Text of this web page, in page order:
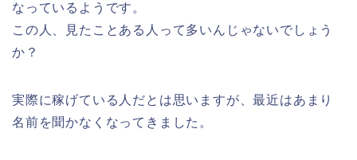
なっているようです。
この人、見たことある人って多いんじゃないでしょう
か？
実際に稼げている人だとは思いますが、最近はあまり
名前を聞かなくなってきました。